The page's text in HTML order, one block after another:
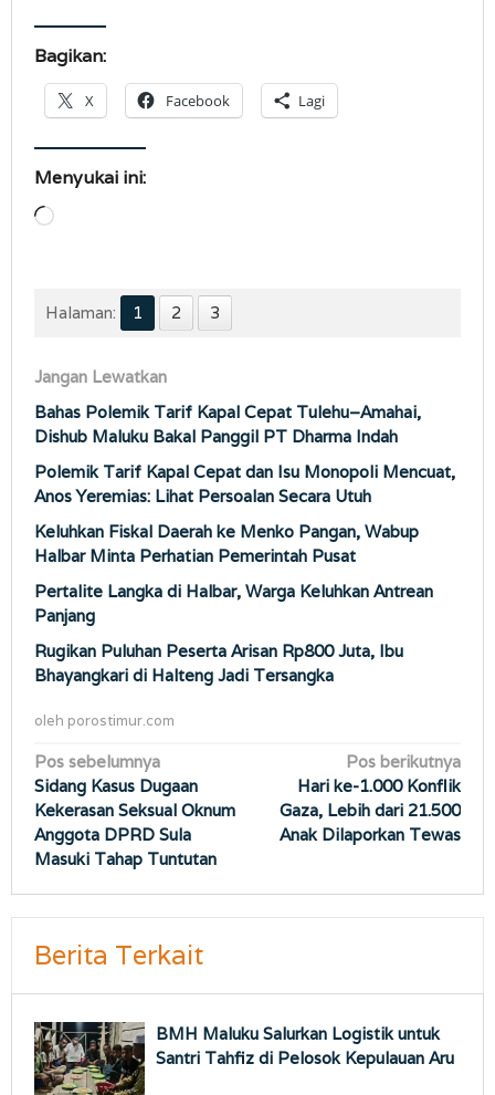
Bagikan:
X Facebook Lagi
Menyukai ini:
Memuat...
Halaman: 1 2 3
Jangan Lewatkan
Bahas Polemik Tarif Kapal Cepat Tulehu–Amahai,
Dishub Maluku Bakal Panggil PT Dharma Indah
Polemik Tarif Kapal Cepat dan Isu Monopoli Mencuat,
Anos Yeremias: Lihat Persoalan Secara Utuh
Keluhkan Fiskal Daerah ke Menko Pangan, Wabup
Halbar Minta Perhatian Pemerintah Pusat
Pertalite Langka di Halbar, Warga Keluhkan Antrean
Panjang
Rugikan Puluhan Peserta Arisan Rp800 Juta, Ibu
Bhayangkari di Halteng Jadi Tersangka
oleh porostimur.com
Navigasi
pos
Pos sebelumnya
Sidang Kasus Dugaan
Kekerasan Seksual Oknum
Anggota DPRD Sula
Masuki Tahap Tuntutan
Pos berikutnya
Hari ke-1.000 Konflik
Gaza, Lebih dari 21.500
Anak Dilaporkan Tewas
Berita Terkait
BMH Maluku Salurkan Logistik untuk
Santri Tahfiz di Pelosok Kepulauan Aru